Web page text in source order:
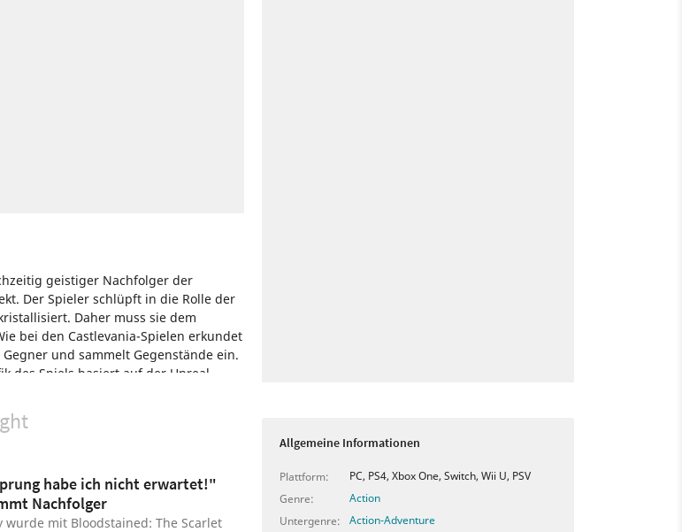
geistiger Nachfolger der
Der Spieler schlüpft in die Rolle der
Daher muss sie dem
bei den Castlevania-Spielen erkundet
und sammelt Gegenstände ein.
des Spiels basiert auf der Unreal
Nintendo
habe ich nicht erwartet!"
Nachfolger
mit Bloodstained: The Scarlet
Allgemeine Informationen
Plattform:
PC, PS4, Xbox One, Switch, Wii U, PSV
Genre:
Action
Untergenre:
Action-Adventure